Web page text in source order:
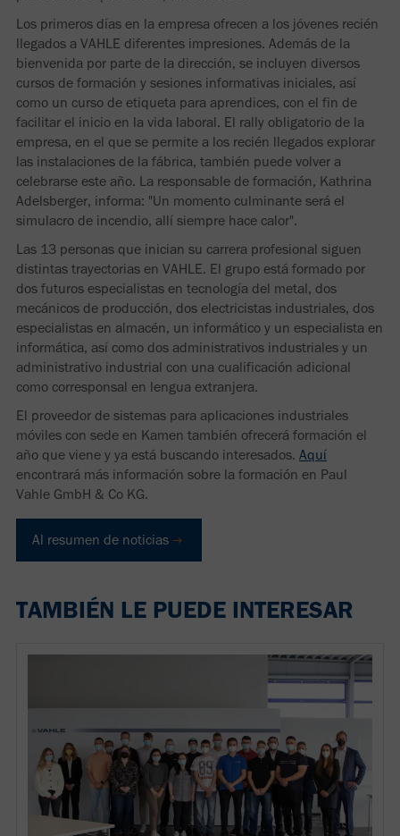
Los primeros días en la empresa ofrecen a los jóvenes recién
llegados a VAHLE diferentes impresiones. Además de la
bienvenida por parte de la dirección, se incluyen diversos
cursos de formación y sesiones informativas iniciales, así
como un curso de etiqueta para aprendices, con el fin de
facilitar el inicio en la vida laboral. El rally obligatorio de la
empresa, en el que se permite a los recién llegados explorar
las instalaciones de la fábrica, también puede volver a
celebrarse este año. La responsable de formación, Kathrina
Adelsberger, informa: "Un momento culminante será el
simulacro de incendio, allí siempre hace calor".
Las 13 personas que inician su carrera profesional siguen
distintas trayectorias en VAHLE. El grupo está formado por
dos futuros especialistas en tecnología del metal, dos
mecánicos de producción, dos electricistas industriales, dos
especialistas en almacén, un informático y un especialista en
informática, así como dos administrativos industriales y un
administrativo industrial con una cualificación adicional
como corresponsal en lengua extranjera.
El proveedor de sistemas para aplicaciones industriales
móviles con sede en Kamen también ofrecerá formación el
año que viene y ya está buscando interesados. Aquí
encontrará más información sobre la formación en Paul
Vahle GmbH & Co KG.
Al resumen de noticias
TAMBIÉN LE PUEDE INTERESAR